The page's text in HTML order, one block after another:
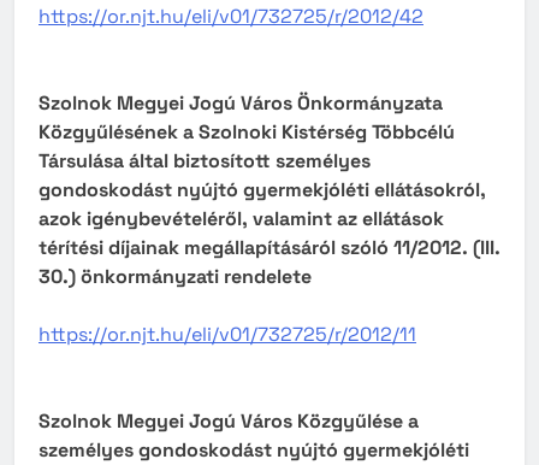
https://or.njt.hu/eli/v01/732725/r/2012/42
Szolnok Megyei Jogú Város Önkormányzata
Közgyűlésének a Szolnoki Kistérség Többcélú
Társulása által biztosított személyes
gondoskodást nyújtó gyermekjóléti ellátásokról,
azok igénybevételéről, valamint az ellátások
térítési díjainak megállapításáról szóló 11/2012. (III.
30.) önkormányzati rendelete
https://or.njt.hu/eli/v01/732725/r/2012/11
Szolnok Megyei Jogú Város Közgyűlése a
személyes gondoskodást nyújtó gyermekjóléti